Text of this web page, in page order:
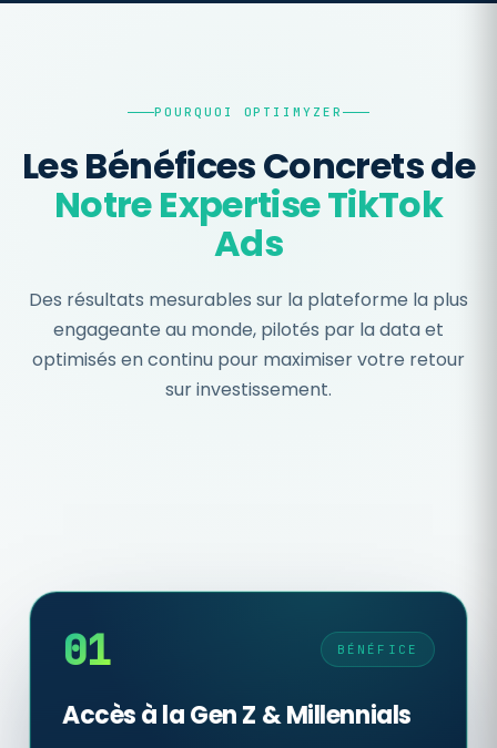
POURQUOI OPTIIMYZER
Les Bénéfices Concrets de
Notre Expertise TikTok
Ads
Des résultats mesurables sur la plateforme la plus
engageante au monde, pilotés par la data et
optimisés en continu pour maximiser votre retour
sur investissement.
01 BÉNÉFICE
Accès à la Gen Z & Millennials